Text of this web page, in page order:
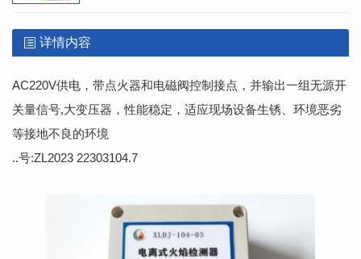
详情内容
AC220V供电，带点火器和电磁阀控制接点，并输出一组无源开
关量信号,大变压器，性能稳定，适应现场设备生锈、环境恶劣
等接地不良的环境
..号:ZL2023 22303104.7